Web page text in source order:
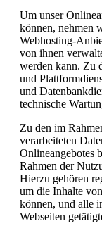
Um unser
können, nehmen
Webhosting-
von ihnen
werden kann. Zu
und
und
technische
Zu den im
verarbeiteten
Onlineangebotes
Rahmen der
Hierzu gehören
um die Inhalte
können, und alle
Webseiten